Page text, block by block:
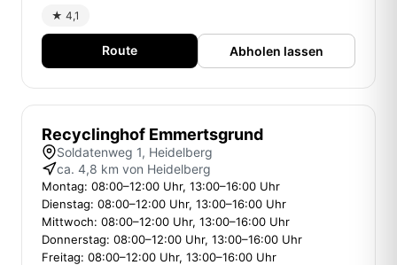
★ 4,1
Route Abholen lassen
Recyclinghof Emmertsgrund
Soldatenweg 1, Heidelberg
ca. 4,8 km von Heidelberg
Montag: 08:00–12:00 Uhr, 13:00–16:00 Uhr
Dienstag: 08:00–12:00 Uhr, 13:00–16:00 Uhr
Mittwoch: 08:00–12:00 Uhr, 13:00–16:00 Uhr
Donnerstag: 08:00–12:00 Uhr, 13:00–16:00 Uhr
Freitag: 08:00–12:00 Uhr, 13:00–16:00 Uhr